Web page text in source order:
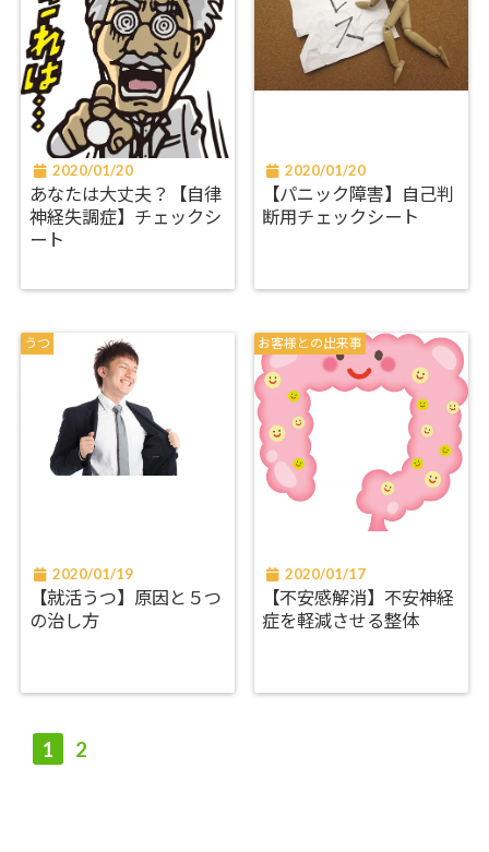
2020/01/20
あなたは大丈夫？【自律
神経失調症】チェックシ
ート
2020/01/20
【パニック障害】自己判
断用チェックシート
うつ
2020/01/19
【就活うつ】原因と５つ
の治し方
お客様との出来事
2020/01/17
【不安感解消】不安神経
症を軽減させる整体
1 2